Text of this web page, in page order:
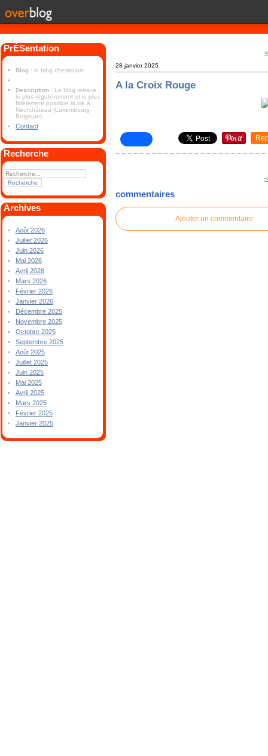
PrÉSentation
Blog : le blog chestrolais
Description : Le blog retrace
le plus régulièrement et le plus
fidèlement possible la vie à
Neufchâteau (Luxembourg-
Belgique).
Contact
Recherche
Archives
Août 2026
Juillet 2026
Juin 2026
Mai 2026
Avril 2026
Mars 2026
Février 2026
Janvier 2026
Décembre 2025
Novembre 2025
Octobre 2025
Septembre 2025
Août 2025
Juillet 2025
Juin 2025
Mai 2025
Avril 2025
Mars 2025
Février 2025
Janvier 2025
28 janvier 2025
A la Croix Rouge
commentaires
Ajouter un commentaire